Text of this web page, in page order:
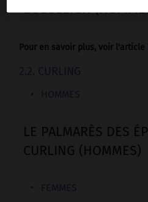
BOBSLEIGH
Pour en savoir plus, voir l'article
LE PALMARÈS DES
CURLING (HOMMES)